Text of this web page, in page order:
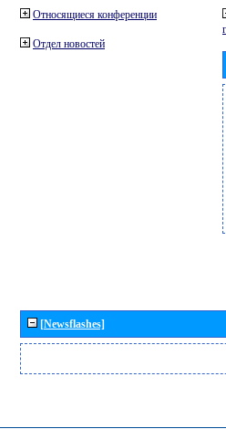
Относящиеся конференции
Отдел новостей
[Newsflashes]